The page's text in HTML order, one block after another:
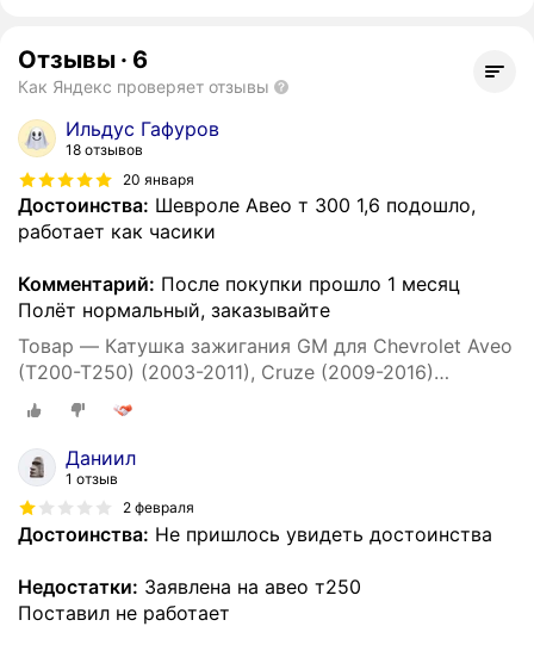
Отзывы · 6
Как Яндекс проверяет отзывы
Ильдус Гафуров
18 отзывов
20 января
Достоинства: Шевроле Авео т 300 1,6 подошло,
работает как часики
Комментарий: После покупки прошло 1 месяц
Полёт нормальный, заказывайте
Товар — Катушка зажигания GM для Chevrolet Aveo
(T200-T250) (2003-2011), Cruze (2009-2016)
Шевроле Авео Круз Опель Астра / 96476979
Даниил
1 отзыв
2 февраля
Достоинства: Не пришлось увидеть достоинства
Недостатки: Заявлена на авео т250
Поставил не работает